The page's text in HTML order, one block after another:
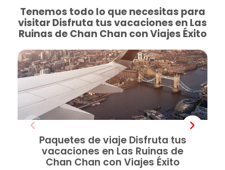
Tenemos todo lo que necesitas para
visitar Disfruta tus vacaciones en Las
Ruinas de Chan Chan con Viajes Éxito
Paquetes de viaje Disfruta tus
vacaciones en Las Ruinas de
Chan Chan con Viajes Éxito